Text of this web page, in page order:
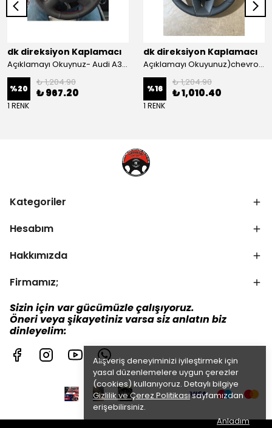
Alışveriş deneyiminizi iyileştirmek için
yasal düzenlemelere uygun çerezler
(cookies) kullanıyoruz. Detaylı bilgiye
Gizlilik ve Çerez Politikasısayfamızdan
erişebilirsiniz.
Anladım
dk direksiyon Kaplamacı
Açıklamayı Okuynuz- Audi A3 Sportback Araca Özel Direksiyon Kılıfı Kırmızı Ipli
%20
₺ 1,204.90
₺ 967.20
1 RENK
dk direksiyon Kaplamacı
Açıklamayı Okuyunuz)chevrolet Aveo Lt-ls Araca Özel Direksiyon Kılıfı (plastik Kapaksız Direksiyon
%16
₺ 1,204.90
₺ 1,010.40
1 RENK
Kategoriler
Hesabım
Hakkımızda
Firmamız;
Sizin için var gücümüzle çalışıyoruz.
Öneri veya şikayetiniz varsa siz anlatın biz
dinleyelim: